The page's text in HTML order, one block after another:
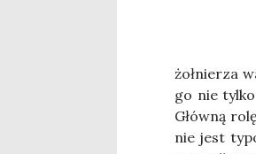
żoł­nie­rza
go nie
Głów­ną
nie jest